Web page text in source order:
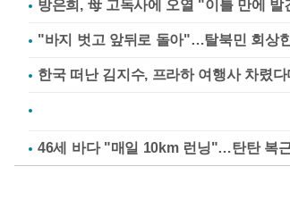
방은희, 母 고독사에 오열 "이틀 만에 발
"바지 벗고 앞뒤로 돌아"…탈북민 회상
한국 떠난 김지수, 프라하 여행사 차렸
46세 바다 "매일 10km 런닝"…탄탄 복